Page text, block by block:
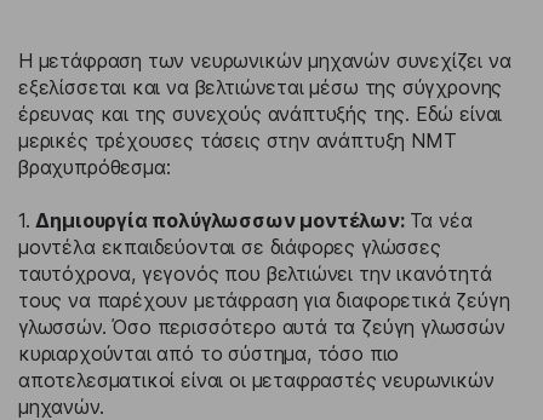
Η μετάφραση των νευρωνικών μηχανών συνεχίζει να
εξελίσσεται και να βελτιώνεται μέσω της σύγχρονης
έρευνας και της συνεχούς ανάπτυξής της. Εδώ είναι
μερικές τρέχουσες τάσεις στην ανάπτυξη NMT
βραχυπρόθεσμα:
1. Δημιουργία πολύγλωσσων μοντέλων: Τα νέα
μοντέλα εκπαιδεύονται σε διάφορες γλώσσες
ταυτόχρονα, γεγονός που βελτιώνει την ικανότητά
τους να παρέχουν μετάφραση για διαφορετικά ζεύγη
γλωσσών. Όσο περισσότερο αυτά τα ζεύγη γλωσσών
κυριαρχούνται από το σύστημα, τόσο πιο
αποτελεσματικοί είναι οι μεταφραστές νευρωνικών
μηχανών.